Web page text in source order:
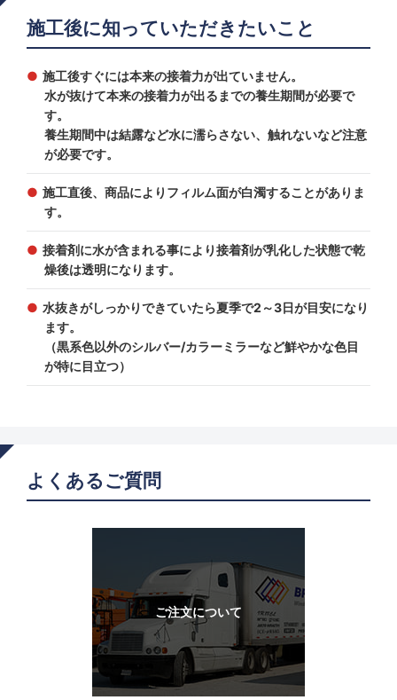
施工後に知っていただきたいこと
施工後すぐには本来の接着力が出ていません。
水が抜けて本来の接着力が出るまでの養生期間が必要で
す。
養生期間中は結露など水に濡らさない、触れないなど注意
が必要です。
施工直後、商品によりフィルム面が白濁することがありま
す。
接着剤に水が含まれる事により接着剤が乳化した状態で乾
燥後は透明になります。
水抜きがしっかりできていたら夏季で2～3日が目安になり
ます。
（黒系色以外のシルバー/カラーミラーなど鮮やかな色目
が特に目立つ）
よくあるご質問